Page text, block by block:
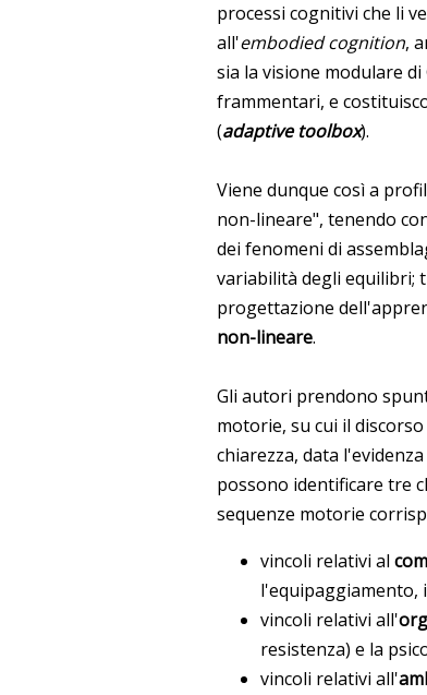
processi cognitivi che li
all'embodied cognition,
sia la visione modulare
frammentari, e
(adaptive toolbox).
Viene dunque così a
non-lineare", tenendo
dei fenomeni di
variabilità degli equilibri;
progettazione
non-lineare.
Gli autori prendono
motorie, su cui il
chiarezza, data
possono identificare tre
sequenze motorie
vincoli relativi al
l'equipaggiamento,
vincoli relativi all'
resistenza) e la
vincoli relativi all'